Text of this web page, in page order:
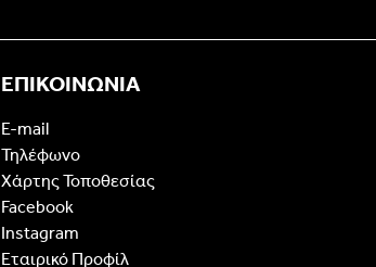
ΕΠΙΚΟΙΝΩΝΙΑ
E-mail
Τηλέφωνο
Χάρτης Τοποθεσίας
Facebook
Instagram
Εταιρικό Προφίλ